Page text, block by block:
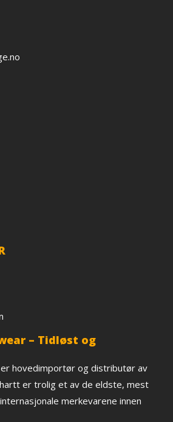
– Tidløst og
hovedimportør og distributør av
er trolig et av de eldste, mest
merkevarene innen